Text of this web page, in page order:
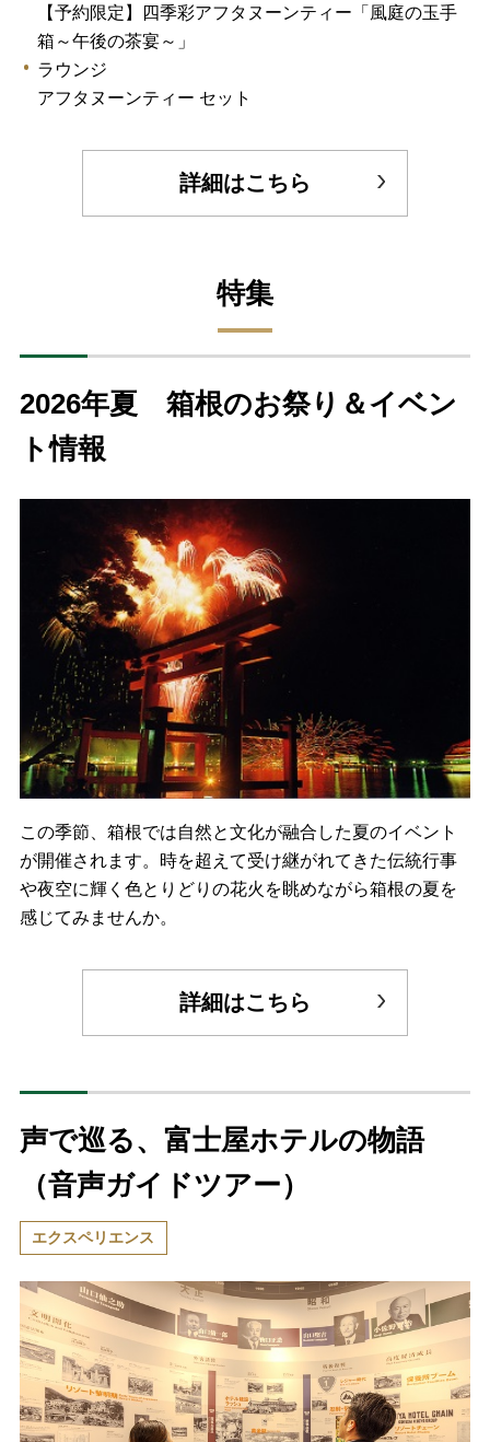
【予約限定】四季彩アフタヌーンティー「風庭の玉手
箱～午後の茶宴～」
ラウンジ
アフタヌーンティー セット
詳細はこちら
特集
2026年夏 箱根のお祭り＆イベン
ト情報
この季節、箱根では自然と文化が融合した夏のイベント
が開催されます。時を超えて受け継がれてきた伝統行事
や夜空に輝く色とりどりの花火を眺めながら箱根の夏を
感じてみませんか。
詳細はこちら
声で巡る、富士屋ホテルの物語
（音声ガイドツアー）
エクスペリエンス